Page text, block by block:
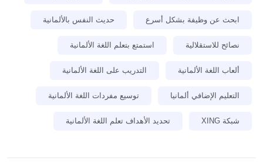
ابحث عن وظيفة بشكل أسرع حديث النفس بالألمانية
نصائح للاستقلالية استمتع بتعلم اللغة الألمانية
ألعاب اللغة الألمانية التدريب على اللغة الألمانية
التعليم الإضافي ألمانيا توسيع مفردات اللغة الألمانية
شبكة XING تحديد الأهداف تعلم اللغة الألمانية